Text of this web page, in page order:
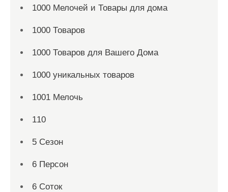
1000 Мелочей и Товары для дома
1000 Товаров
1000 Товаров для Вашего Дома
1000 уникальных товаров
1001 Мелочь
110
5 Сезон
6 Персон
6 Соток